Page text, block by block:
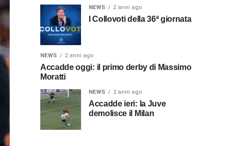
NEWS 2 anni ago
I Collovoti della 36ª giornata
NEWS 2 anni ago
Accadde oggi: il primo derby di Massimo
Moratti
NEWS 2 anni ago
Accadde ieri: la Juve
demolisce il Milan